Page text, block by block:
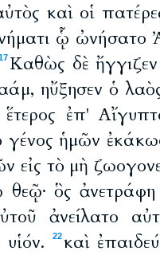
καὶ οἱ
ᾧ ὠνήσατο
Καθὼς δὲ
ηὔξησεν ὁ
ἐπ'
γένος ἡμῶν
εἰς τὸ μὴ
ὃς
ἀνείλατο
22καὶ